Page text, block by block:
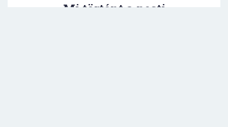
Mi történt a pesti